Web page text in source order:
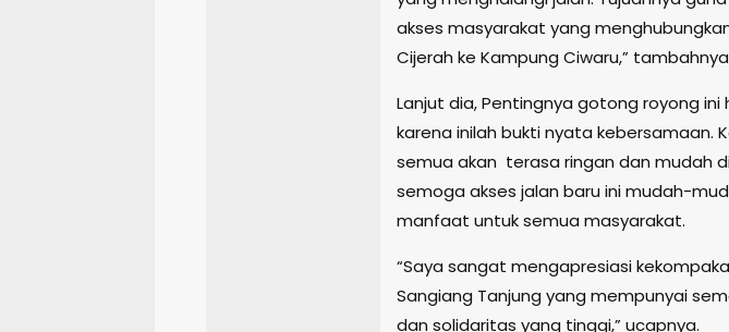
akses masyarakat yang
Cijerah ke Kampung Ciwaru,”
Lanjut dia, Pentingnya gotong royong ini
karena inilah bukti nyata kebersamaan.
semua akan terasa ringan dan mudah
semoga akses jalan baru ini mudah-
manfaat untuk semua masyarakat.
“Saya sangat mengapresiasi
Sangiang Tanjung yang mempunyai
dan solidaritas yang tinggi,” ucapnya.